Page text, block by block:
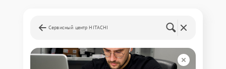
Сервисный центр HITACHI